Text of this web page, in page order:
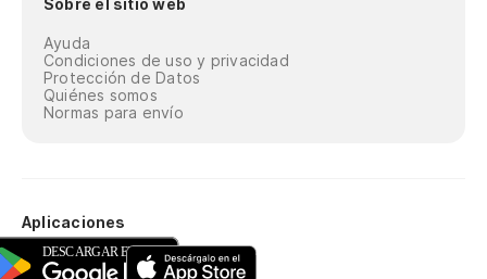
Ayuda
Condiciones de uso y privacidad
Protección de Datos
Quiénes somos
Normas para envío
Aplicaciones